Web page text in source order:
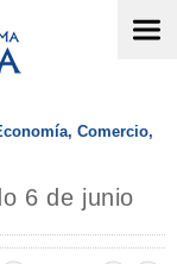
Comercio,
6 de junio